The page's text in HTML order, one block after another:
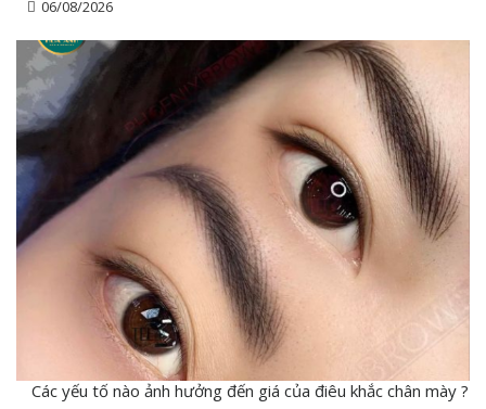
06/08/2026
Các yếu tố nào ảnh hưởng đến giá của điêu khắc chân mày ?